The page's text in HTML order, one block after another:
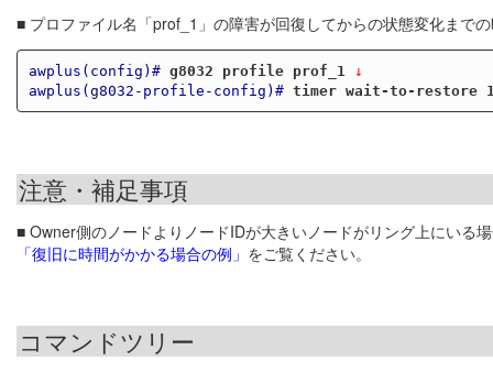
■ プロファイル名「prof_1」の障害が回復してからの状態変化まで
awplus(config)# g8032 profile prof_1
↓
awplus(g8032-profile-config)# timer wait-to-restore
注意・補足事項
■ Owner側のノードよりノードIDが大きいノードがリング上にいる
「復旧に時間がかかる場合の例」 をご覧ください。
コマンドツリー